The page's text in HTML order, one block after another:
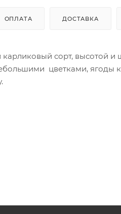
ОПЛАТА ДОСТАВКА
сорт, высотой
цветками, ягоды